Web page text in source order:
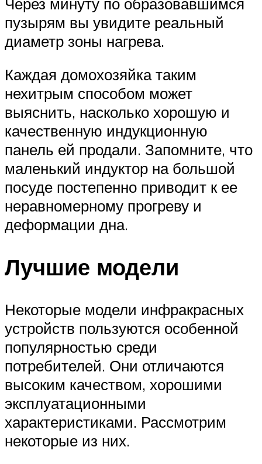
пузырям вы увидите реальный
диаметр зоны нагрева.
Каждая домохозяйка таким
нехитрым способом может
выяснить, насколько хорошую и
качественную индукционную
панель ей продали. Запомните, что
маленький индуктор на большой
посуде постепенно приводит к ее
неравномерному прогреву и
деформации дна.
Лучшие модели
Некоторые модели инфракрасных
устройств пользуются особенной
популярностью среди
потребителей. Они отличаются
высоким качеством, хорошими
эксплуатационными
характеристиками. Рассмотрим
некоторые из них.